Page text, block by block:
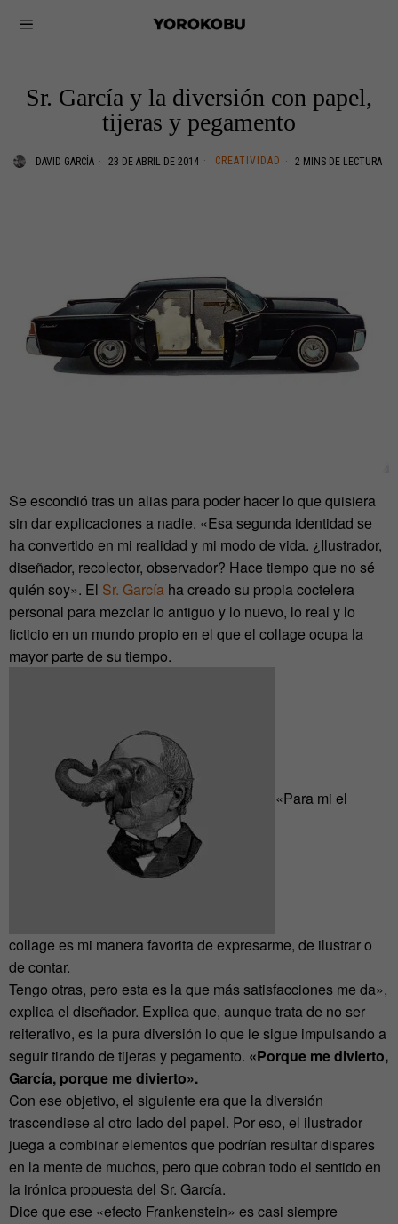
Sr. García y la diversión con papel,
tijeras y pegamento
DAVID GARCÍA 23 DE ABRIL DE 2014 CREATIVIDAD 2 MINS DE LECTURA
Se escondió tras un alias para poder hacer lo que quisiera
sin dar explicaciones a nadie. «Esa segunda identidad se
ha convertido en mi realidad y mi modo de vida. ¿Ilustrador,
diseñador, recolector, observador? Hace tiempo que no sé
quién soy». El Sr. García ha creado su propia coctelera
personal para mezclar lo antiguo y lo nuevo, lo real y lo
ficticio en un mundo propio en el que el collage ocupa la
mayor parte de su tiempo.
«Para mi el
collage es mi manera favorita de expresarme, de ilustrar o
de contar.
Tengo otras, pero esta es la que más satisfacciones me da»,
explica el diseñador. Explica que, aunque trata de no ser
reiterativo, es la pura diversión lo que le sigue impulsando a
seguir tirando de tijeras y pegamento. «Porque me divierto,
García, porque me divierto».
Con ese objetivo, el siguiente era que la diversión
trascendiese al otro lado del papel. Por eso, el ilustrador
juega a combinar elementos que podrían resultar dispares
en la mente de muchos, pero que cobran todo el sentido en
la irónica propuesta del Sr. García.
Dice que ese «efecto Frankenstein» es casi siempre